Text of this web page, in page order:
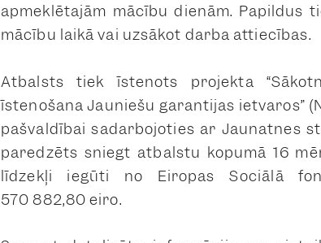
apmeklētajām mācību dienām. Papildus
mācību laikā vai uzsākot darba attiecības.
Atbalsts tiek īstenots projekta
īstenošana Jauniešu garantijas ietvaros”
pašvaldībai sadarbojoties ar Jaunatnes
paredzēts sniegt atbalstu kopumā 16
līdzekļi iegūti no Eiropas Sociālā
570 882,80 eiro.